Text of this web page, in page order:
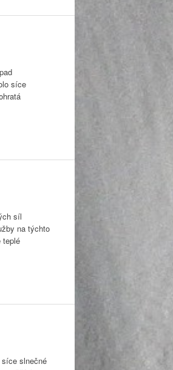
síce
síl
na týchto
teplé
slnečné